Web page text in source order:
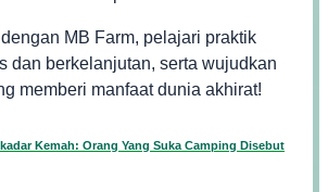
MB Farm, pelajari praktik
dan berkelanjutan, serta wujudkan
memberi manfaat dunia akhirat!
Kemah: Orang Yang Suka Camping Disebut